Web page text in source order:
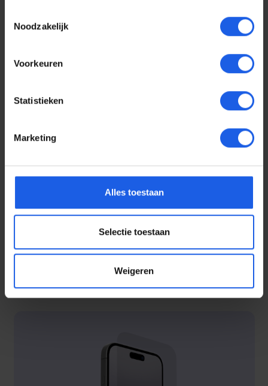
Noodzakelijk
Voorkeuren
Statistieken
Marketing
Alles toestaan
Selectie toestaan
Weigeren
Voor elke telefoon een
oortje